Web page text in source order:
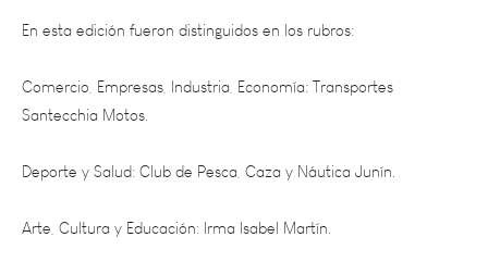
Comercio, Empresas, Industria, Economía: Transportes
Santecchia Motos.
Deporte y Salud: Club de Pesca, Caza y Náutica Junín.
Arte, Cultura y Educación: Irma Isabel Martín.